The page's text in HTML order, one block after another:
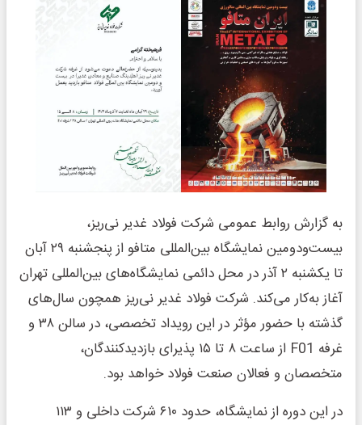
به گزارش روابط عمومی شرکت فولاد غدیر نی‌ریز،
بیست‌ودومین نمایشگاه بین‌المللی متافو از پنجشنبه ۲۹ آبان
تا یکشنبه ۲ آذر در محل دائمی نمایشگاه‌های بین‌المللی تهران
آغاز به‌کار می‌کند. شرکت فولاد غدیر نی‌ریز همچون سال‌های
گذشته با حضور مؤثر در این رویداد تخصصی، در سالن ۳۸ و
غرفه F01 از ساعت ۸ تا ۱۵ پذیرای بازدیدکنندگان،
متخصصان و فعالان صنعت فولاد خواهد بود.
در این دوره از نمایشگاه، حدود ۶۱۰ شرکت داخلی و ۱۱۳